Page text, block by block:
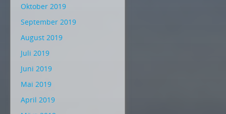
Oktober 2019
September 2019
August 2019
Juli 2019
Juni 2019
Mai 2019
April 2019